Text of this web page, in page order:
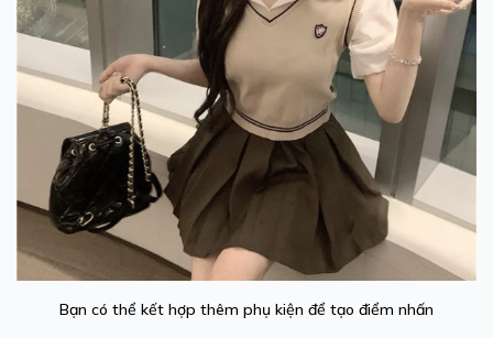
Bạn có thể kết hợp thêm phụ kiện để tạo điểm nhấn